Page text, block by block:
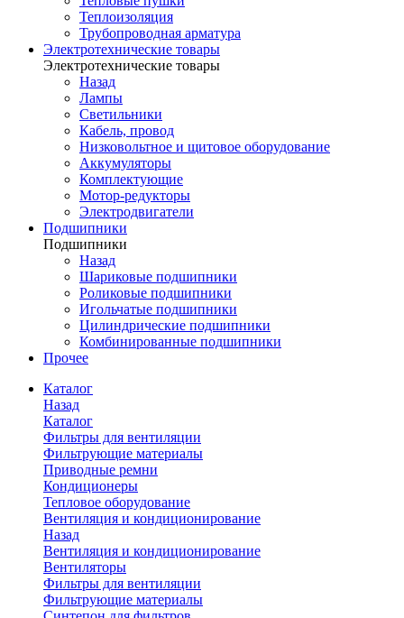
Теплоизоляция
Трубопроводная арматура
Электротехнические товары
Электротехнические товары
Назад
Лампы
Светильники
Кабель, провод
Низковольтное и щитовое оборудование
Аккумуляторы
Комплектующие
Мотор-редукторы
Электродвигатели
Подшипники
Подшипники
Назад
Шариковые подшипники
Роликовые подшипники
Игольчатые подшипники
Цилиндрические подшипники
Комбинированные подшипники
Прочее
Каталог
Назад
Каталог
Фильтры для вентиляции
Фильтрующие материалы
Приводные ремни
Кондиционеры
Тепловое оборудование
Вентиляция и кондиционирование
Назад
Вентиляция и кондиционирование
Вентиляторы
Фильтры для вентиляции
Фильтрующие материалы